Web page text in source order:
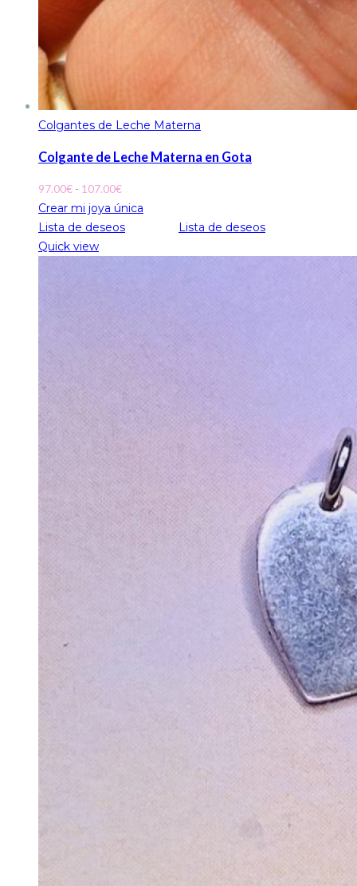
Colgantes de Leche Materna
Colgante de Leche Materna en Gota
97.00€ - 107.00€Rango
de
precios:
Crear mi joya única
Lista de deseos
Lista de deseos
Quick view